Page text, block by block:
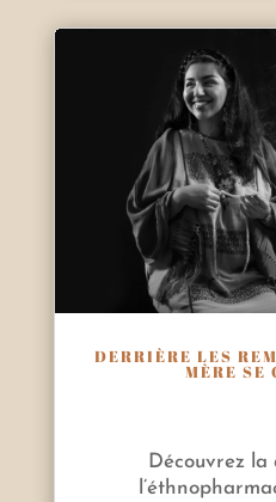
DERRIÈRE LES
MÈRE SE
Découvrez la